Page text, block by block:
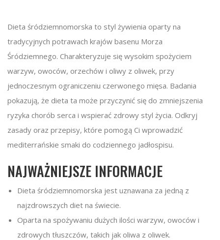
Dieta śródziemnomorska to styl żywienia oparty na
tradycyjnych potrawach krajów basenu Morza
Śródziemnego. Charakteryzuje się wysokim spożyciem
warzyw, owoców, orzechów i oliwy z oliwek, przy
jednoczesnym ograniczeniu czerwonego mięsa. Badania
pokazują, że dieta ta może przyczynić się do zmniejszenia
ryzyka chorób serca i wspierać zdrowy styl życia. Odkryj
zasady oraz przepisy, które pomogą Ci wprowadzić
mediterrańskie smaki do codziennego jadłospisu.
NAJWAŻNIEJSZE INFORMACJE
Dieta śródziemnomorska jest uznawana za jedną z
najzdrowszych diet na świecie.
Oparta na spożywaniu dużych ilości warzyw, owoców i
zdrowych tłuszczów, takich jak oliwa z oliwek.